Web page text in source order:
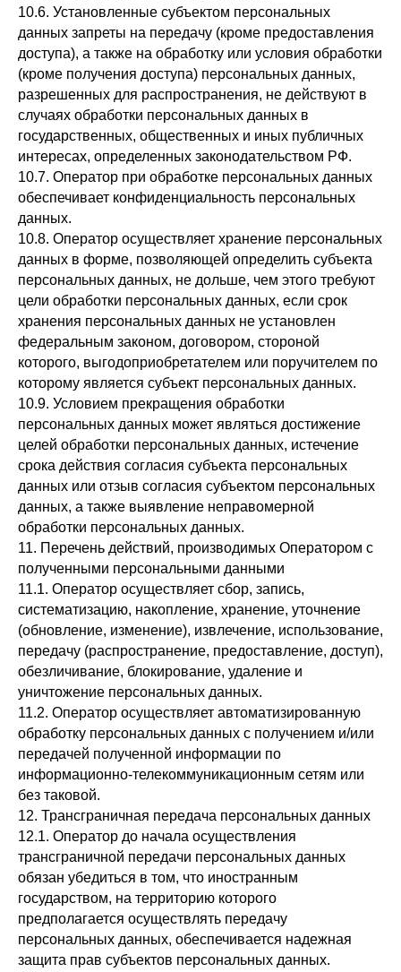
10.6. Установленные субъектом персональных
данных запреты на передачу (кроме предоставления
доступа), а также на обработку или условия обработки
(кроме получения доступа) персональных данных,
разрешенных для распространения, не действуют в
случаях обработки персональных данных в
государственных, общественных и иных публичных
интересах, определенных законодательством РФ.
10.7. Оператор при обработке персональных данных
обеспечивает конфиденциальность персональных
данных.
10.8. Оператор осуществляет хранение персональных
данных в форме, позволяющей определить субъекта
персональных данных, не дольше, чем этого требуют
цели обработки персональных данных, если срок
хранения персональных данных не установлен
федеральным законом, договором, стороной
которого, выгодоприобретателем или поручителем по
которому является субъект персональных данных.
10.9. Условием прекращения обработки
персональных данных может являться достижение
целей обработки персональных данных, истечение
срока действия согласия субъекта персональных
данных или отзыв согласия субъектом персональных
данных, а также выявление неправомерной
обработки персональных данных.
11. Перечень действий, производимых Оператором с
полученными персональными данными
11.1. Оператор осуществляет сбор, запись,
систематизацию, накопление, хранение, уточнение
(обновление, изменение), извлечение, использование,
передачу (распространение, предоставление, доступ),
обезличивание, блокирование, удаление и
уничтожение персональных данных.
11.2. Оператор осуществляет автоматизированную
обработку персональных данных с получением и/или
передачей полученной информации по
информационно-телекоммуникационным сетям или
без таковой.
12. Трансграничная передача персональных данных
12.1. Оператор до начала осуществления
трансграничной передачи персональных данных
обязан убедиться в том, что иностранным
государством, на территорию которого
предполагается осуществлять передачу
персональных данных, обеспечивается надежная
защита прав субъектов персональных данных.